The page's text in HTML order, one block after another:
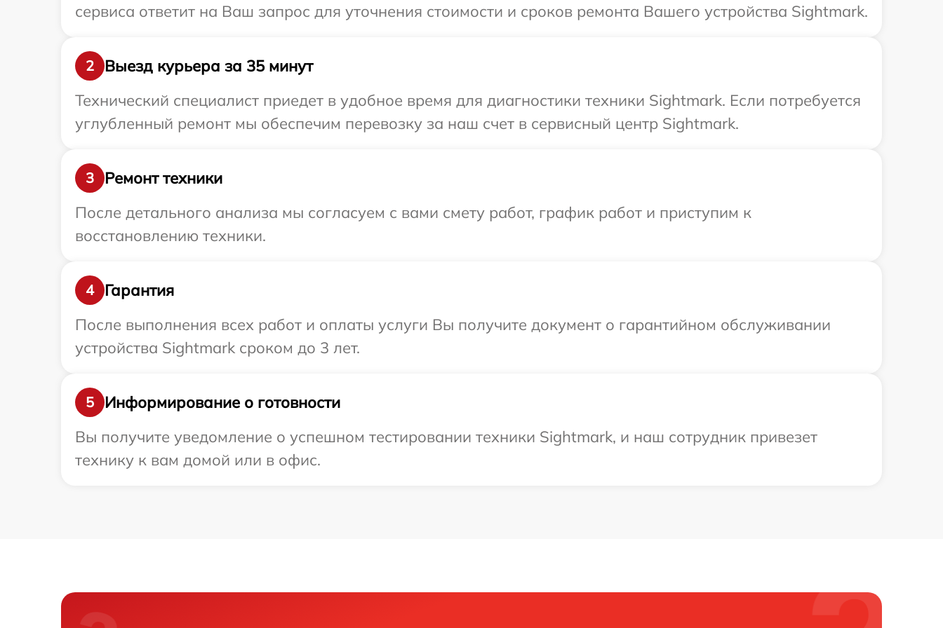
сервиса ответит на Ваш запрос для уточнения стоимости и сроков ремонта Вашего устройства Sightmark.
2
Выезд курьера за 35 минут
Технический специалист приедет в удобное время для диагностики техники Sightmark. Если потребуется
углубленный ремонт мы обеспечим перевозку за наш счет в сервисный центр Sightmark.
3
Ремонт техники
После детального анализа мы согласуем с вами смету работ, график работ и приступим к
восстановлению техники.
4
Гарантия
После выполнения всех работ и оплаты услуги Вы получите документ о гарантийном обслуживании
устройства Sightmark сроком до 3 лет.
5
Информирование о готовности
Вы получите уведомление о успешном тестировании техники Sightmark, и наш сотрудник привезет
технику к вам домой или в офис.